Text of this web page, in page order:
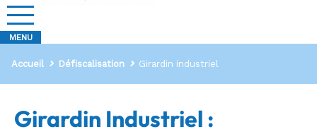
Accueil Défiscalisation Girardin industriel
Girardin Industriel :